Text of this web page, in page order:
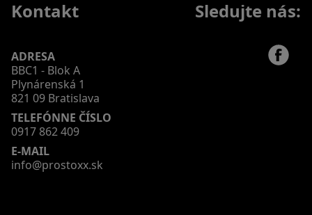
Kontakt
ADRESA
BBC1 - Blok A
Plynárenská 1
821 09 Bratislava
TELEFÓNNE ČÍSLO
0917 862 409
E-MAIL
info@prostoxx.sk
Sledujte nás: